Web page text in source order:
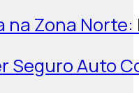
na Zona
Seguro Auto